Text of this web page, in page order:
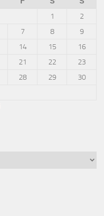
1
2
7 8
9
14 15
16
21 22
23
28 29
30